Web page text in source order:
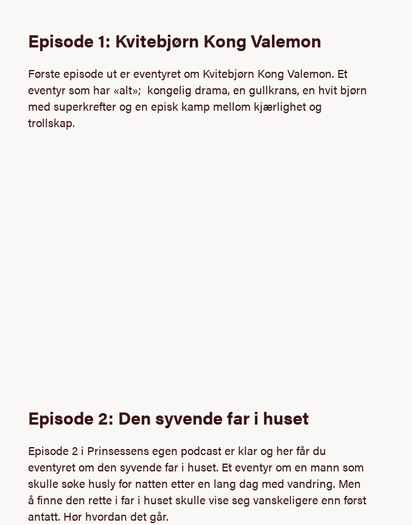
Episode 1: Kvitebjørn Kong Valemon
Første episode ut er eventyret om Kvitebjørn Kong Valemon. Et
eventyr som har «alt»; kongelig drama, en gullkrans, en hvit bjørn
med superkrefter og en episk kamp mellom kjærlighet og
trollskap.
Episode 2: Den syvende far i huset
Episode 2 i Prinsessens egen podcast er klar og her får du
eventyret om den syvende far i huset. Et eventyr om en mann som
skulle søke husly for natten etter en lang dag med vandring. Men
å finne den rette i far i huset skulle vise seg vanskeligere enn først
antatt. Hør hvordan det går.